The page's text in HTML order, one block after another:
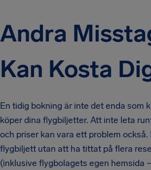
Andra
Kan Kosta
En tidig bokning är inte det enda som
köper dina flygbiljetter. Att inte leta
och priser kan vara ett problem också.
flygbiljett utan att ha tittat på flera
(inklusive flygbolagets egen hemsida